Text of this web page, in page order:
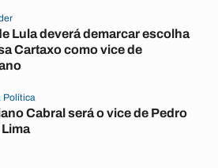
Lula deverá demarcar escolha
Cartaxo como vice de
Política
Cabral será o vice de Pedro